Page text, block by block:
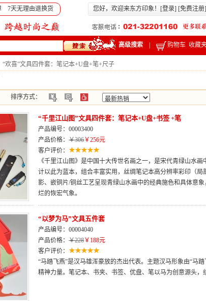
7天无理由退换货 您好，欢迎来东方印象！[登录] [免费注册
高级搜索 购物车 收藏
“欢喜”文具四件套：笔记本+U盘+笔+尺子
排序方式：
“千里江山图”文具四件套：笔记本+U盘+书签 +笔
产品编号：00003400
产品价格： ￥306￥256元
客户评价：
《千里江山图》是中国十大传世名画之一，是宋代青绿山水
计以此为蓝本，组合丰富实用，丝绸笔记本高分辨率彩印（
影、嵌铜片/铜丝工艺呈现青绿山水画中的经典施色和具体意
烂的恢宏气象。
“以梦为马”文具五件套
产品编号：00004040
产品价格： ￥228￥188元
客户评价：
“马踏飞燕”是汉马雄浑豪放的杰出代表。主题汉马形象由“马
精神力量。笔记本、书夹、书签、优盘、笔以马为创意源头，